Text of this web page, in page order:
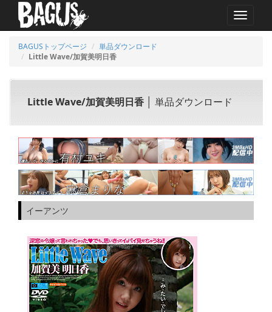
MENU
BAGUSトップページ
単品ダウンロード
Little Wave/加賀美明日香
Little Wave/加賀美明日香│ 単品ダウンロード
イーアンツ